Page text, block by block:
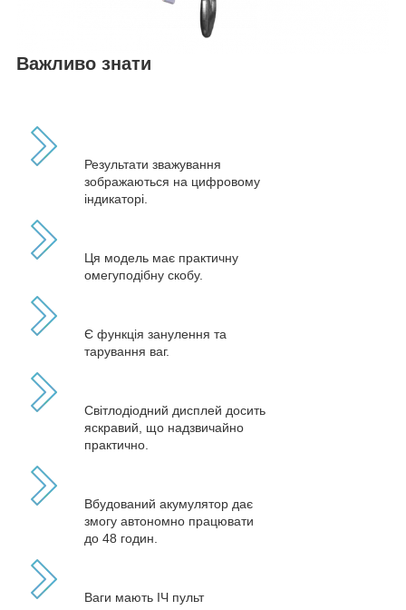
Важливо знати
Результати зважування
зображаються на цифровому
індикаторі.
Ця модель має практичну
омегуподібну скобу.
Є функція занулення та
тарування ваг.
Світлодіодний дисплей досить
яскравий, що надзвичайно
практично.
Вбудований акумулятор дає
змогу автономно працювати
до 48 годин.
Ваги мають ІЧ пульт